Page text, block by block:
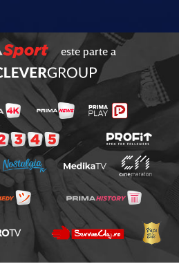
este parte a